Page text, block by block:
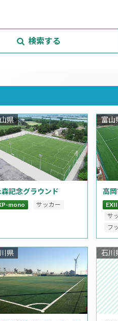
検索する
森記念グラウンド
県
mono サッカー
高
富山
EXII
サ
フ
県 石川